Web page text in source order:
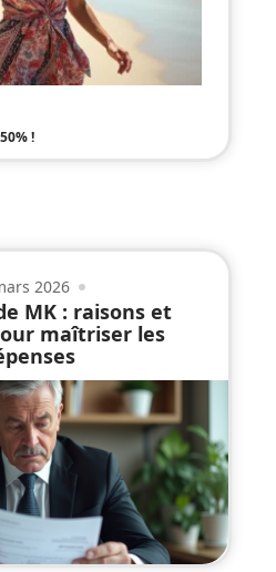
!
2026
MK : raisons et
maîtriser les